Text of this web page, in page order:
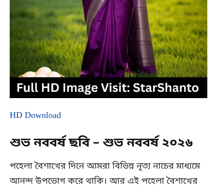
HD Download
শুভ নববর্ষ ছবি – শুভ নববর্ষ ২০২৬
পহেলা বৈশাখের দিনে আমরা বিভিন্ন নৃত্য নাচের মাধ্যমে
আনন্দ উপভোগ করে থাকি। আর এই পহেলা বৈশাখের